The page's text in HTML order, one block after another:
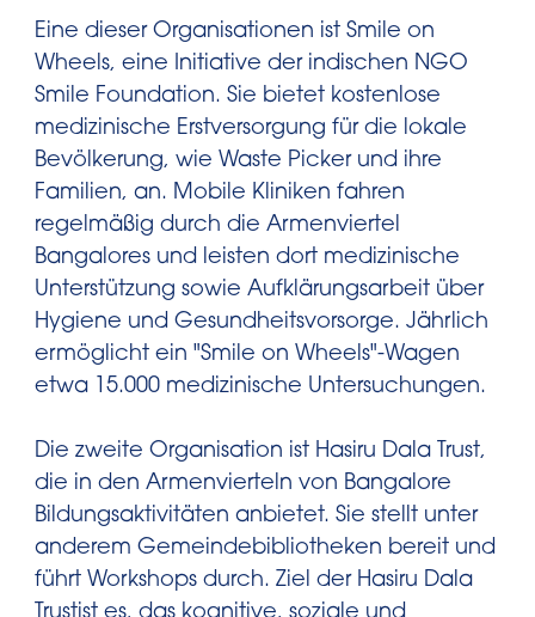
Eine dieser Organisationen ist Smile on
Wheels, eine Initiative der indischen NGO
Smile Foundation. Sie bietet kostenlose
medizinische Erstversorgung für die lokale
Bevölkerung, wie Waste Picker und ihre
Familien, an. Mobile Kliniken fahren
regelmäßig durch die Armenviertel
Bangalores und leisten dort medizinische
Unterstützung sowie Aufklärungsarbeit über
Hygiene und Gesundheitsvorsorge. Jährlich
ermöglicht ein "Smile on Wheels"-Wagen
etwa 15.000 medizinische Untersuchungen.
Die zweite Organisation ist Hasiru Dala Trust,
die in den Armenvierteln von Bangalore
Bildungsaktivitäten anbietet. Sie stellt unter
anderem Gemeindebibliotheken bereit und
führt Workshops durch. Ziel der Hasiru Dala